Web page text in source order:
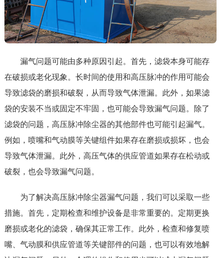
漏气问题可能由多种原因引起。首先，滤袋本身可能存
在破损或老化现象。长时间的使用和高压脉冲的作用可能会
导致滤袋的磨损和破裂，从而导致气体泄漏。此外，如果滤
袋的安装不当或固定不牢固，也可能会导致漏气问题。除了
滤袋的问题，高压脉冲除尘器的其他部件也可能引起漏气。
例如，喷嘴和气动膜等关键组件如果存在磨损或损坏，也会
导致气体泄漏。此外，高压气体的供应管道如果存在松动或
破裂，也会导致漏气问题。
为了解决高压脉冲除尘器漏气问题，我们可以采取一些
措施。首先，定期检查和维护设备是非常重要的。定期更换
磨损或老化的滤袋，确保其正常工作。此外，检查和修复喷
嘴、气动膜和供应管道等关键部件的问题，也可以有效地解